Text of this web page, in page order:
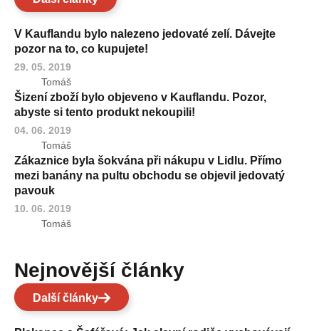
V Kauflandu bylo nalezeno jedovaté zelí. Dávejte
pozor na to, co kupujete!
29. 05. 2019
Tomáš
Šizení zboží bylo objeveno v Kauflandu. Pozor,
abyste si tento produkt nekoupili!
04. 06. 2019
Tomáš
Zákaznice byla šokvána při nákupu v Lidlu. Přímo
mezi banány na pultu obchodu se objevil jedovatý
pavouk
10. 06. 2019
Tomáš
Nejnovější články
Další články